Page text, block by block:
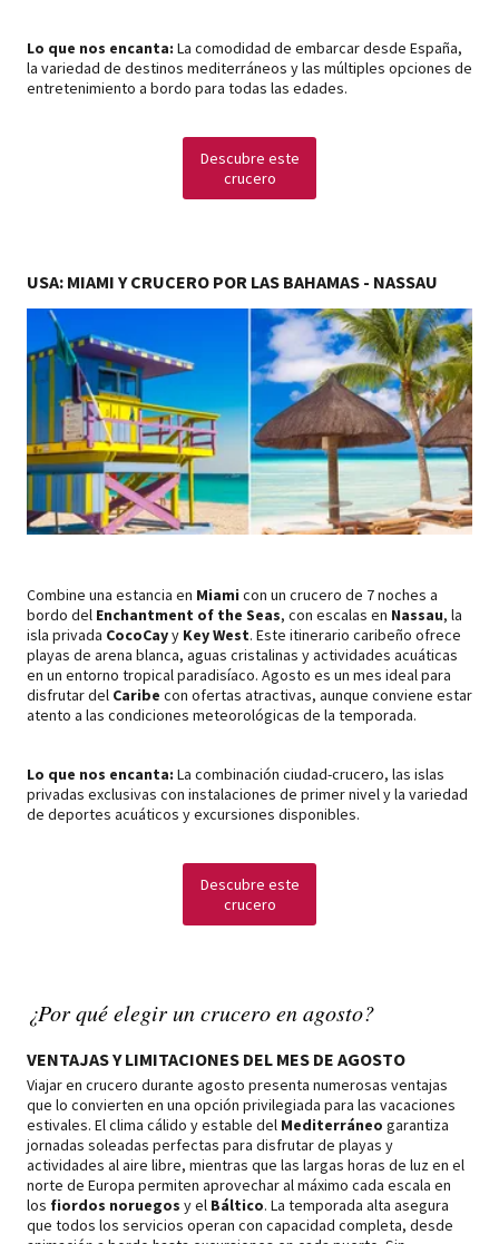
Lo que nos encanta: La comodidad de embarcar desde España,
la variedad de destinos mediterráneos y las múltiples opciones de
entretenimiento a bordo para todas las edades.
Descubre este
crucero
USA: MIAMI Y CRUCERO POR LAS BAHAMAS - NASSAU
Combine una estancia en Miami con un crucero de 7 noches a
bordo del Enchantment of the Seas, con escalas en Nassau, la
isla privada CocoCayy Key West. Este itinerario caribeño ofrece
playas de arena blanca, aguas cristalinas y actividades acuáticas
en un entorno tropical paradisíaco. Agosto es un mes ideal para
disfrutar del Caribe con ofertas atractivas, aunque conviene estar
atento a las condiciones meteorológicas de la temporada.
Lo que nos encanta: La combinación ciudad-crucero, las islas
privadas exclusivas con instalaciones de primer nivel y la variedad
de deportes acuáticos y excursiones disponibles.
Descubre este
crucero
¿Por qué elegir un crucero en agosto?
VENTAJAS Y LIMITACIONES DEL MES DE AGOSTO
Viajar en crucero durante agosto presenta numerosas ventajas
que lo convierten en una opción privilegiada para las vacaciones
estivales. El clima cálido y estable del Mediterráneo garantiza
jornadas soleadas perfectas para disfrutar de playas y
actividades al aire libre, mientras que las largas horas de luz en el
norte de Europa permiten aprovechar al máximo cada escala en
los fiordos noruegos y el Báltico. La temporada alta asegura
que todos los servicios operan con capacidad completa, desde